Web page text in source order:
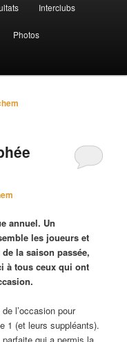
Interclubs
Photos
annuel. Un
les joueurs et
la saison passée,
à tous ceux qui ont
l’occasion pour
1 (et leurs suppléants).